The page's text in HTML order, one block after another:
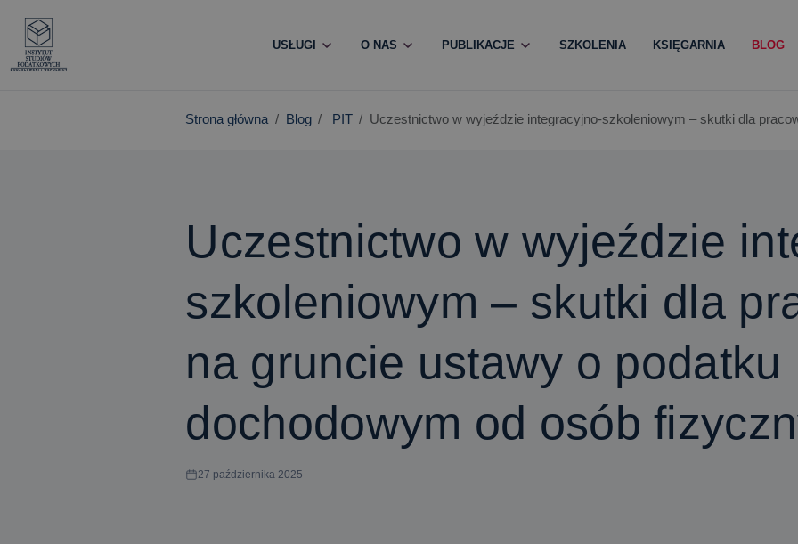
USŁUGI O NAS PUBLIKACJE SZKOLENIA KSIĘGARNIA BLOG
Strona główna Blog PIT Uczestnictwo w wyjeździe integracyjno-szkoleniowym – skutki dla
Uczestnictwo w wyjeździe
szkoleniowym – skutki dla
na gruncie ustawy o podatku
dochodowym od osób
27 października 2025